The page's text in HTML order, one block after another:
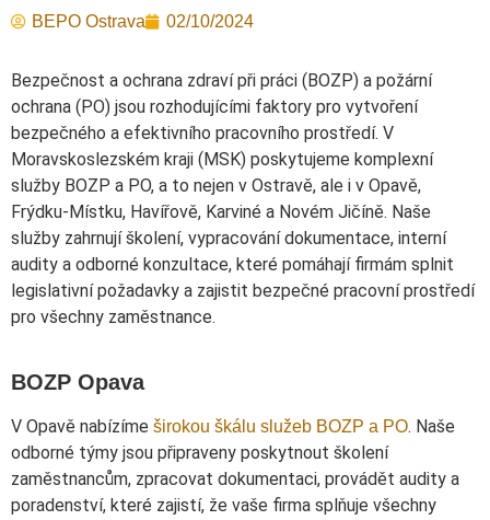
BEPO Ostrava 02/10/2024
Bezpečnost a ochrana zdraví při práci (BOZP) a požární
ochrana (PO) jsou rozhodujícími faktory pro vytvoření
bezpečného a efektivního pracovního prostředí. V
Moravskoslezském kraji (MSK) poskytujeme komplexní
služby BOZP a PO, a to nejen v Ostravě, ale i v Opavě,
Frýdku-Místku, Havířově, Karviné a Novém Jičíně. Naše
služby zahrnují školení, vypracování dokumentace, interní
audity a odborné konzultace, které pomáhají firmám splnit
legislativní požadavky a zajistit bezpečné pracovní prostředí
pro všechny zaměstnance.
BOZP Opava
V Opavě nabízíme širokou škálu služeb BOZP a PO. Naše
odborné týmy jsou připraveny poskytnout školení
zaměstnancům, zpracovat dokumentaci, provádět audity a
poradenství, které zajistí, že vaše firma splňuje všechny